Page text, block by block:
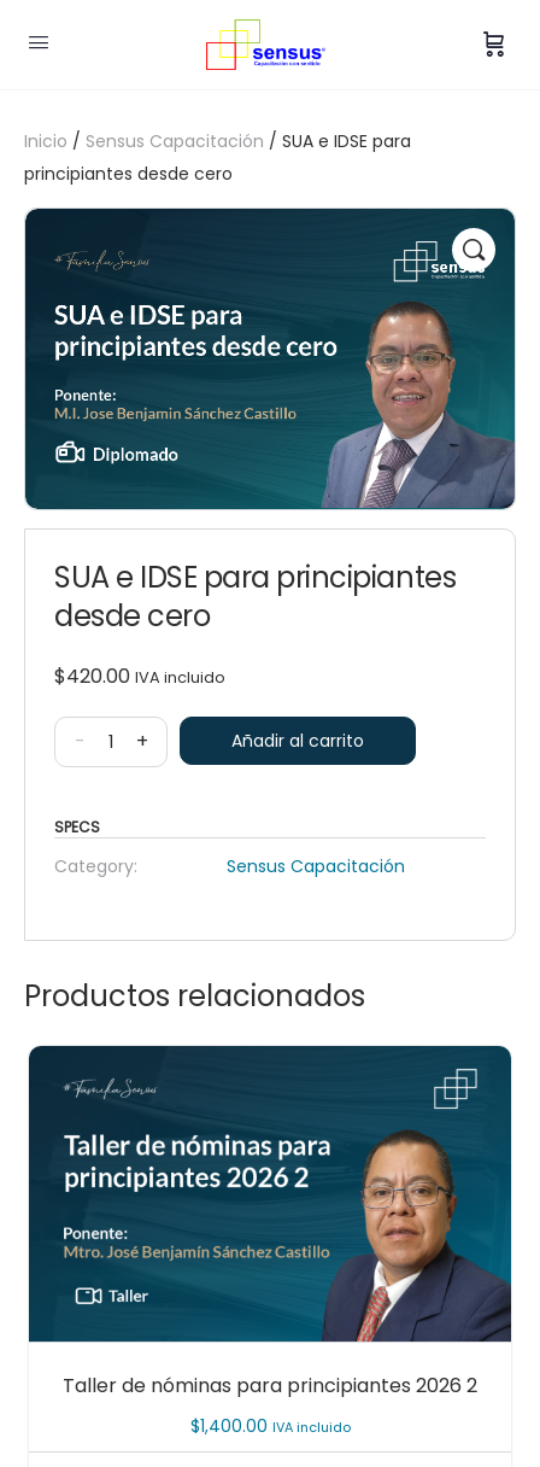
Inicio / Sensus Capacitación / SUA e IDSE para
principiantes desde cero
SUA e IDSE para principiantes
desde cero
$420.00 IVA incluido
- + Añadir al carrito
SPECS
Category: Sensus Capacitación
Productos relacionados
Taller de nóminas para principiantes 2026 2
$1,400.00 IVA incluido